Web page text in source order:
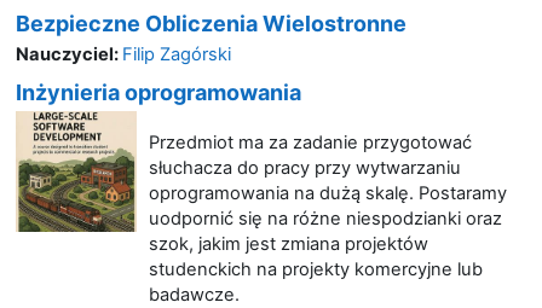
Bezpieczne Obliczenia Wielostronne
Nauczyciel: Filip Zagórski
Inżynieria oprogramowania
Przedmiot ma za zadanie przygotować
słuchacza do pracy przy wytwarzaniu
oprogramowania na dużą skalę. Postaramy
uodpornić się na różne niespodzianki oraz
szok, jakim jest zmiana projektów
studenckich na projekty komercyjne lub
badawcze.